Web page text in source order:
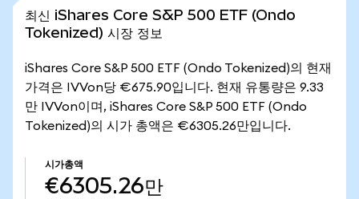
최신 iShares Core S&P 500 ETF (Ondo
Tokenized) 시장 정보
iShares Core S&P 500 ETF (Ondo Tokenized)의 현재
가격은 IVVon당 €675.90입니다. 현재 유통량은 9.33
만 IVVon이며, iShares Core S&P 500 ETF (Ondo
Tokenized)의 시가 총액은 €6305.26만입니다.
시가총액
€6305.26만